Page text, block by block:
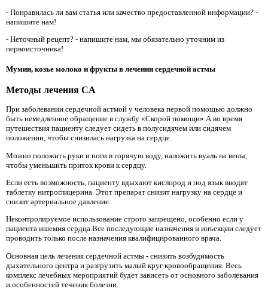
- Понравилась ли вам статья или качество предоставленной информации? -
напишите нам!
- Неточный рецепт? - напишите нам, мы обязательно уточним из
первоисточника!
Мумии, козье молоко и фрукты в лечении сердечной астмы
Методы лечения CA
При заболевании сердечной астмой у человека первой помощью должно
быть немедленное обращение в службу «Скорой помощи».А во время
путешествия пациенту следует сидеть в полусидячем или сидячем
положении, чтобы снизилась нагрузка на сердце.
Можно положить руки и ноги в горячую воду, наложить вуаль на вены,
чтобы уменьшить приток крови к сердцу.
Если есть возможность, пациенту вдыхают кислород и под язык вводят
таблетку нитроглицерина. Этот препарат снизит нагрузку на сердце и
снизит артериальное давление.
Неконтролируемое использование строго запрещено, особенно если у
пациента ишемия сердца.Все последующие назначения и инъекции следует
проводить только после назначения квалифицированного врача.
Основная цель лечения сердечной астмы - снизить возбудимость
дыхательного центра и разгрузить малый круг кровообращения. Весь
комплекс лечебных мероприятий будет зависеть от основного заболевания
и особенностей течения болезни.